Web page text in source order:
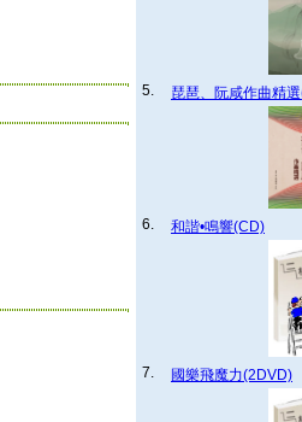
5. 琵琶、阮咸作曲精
6. 和諧•鳴響(CD)
7. 國樂飛魔力(2DVD)